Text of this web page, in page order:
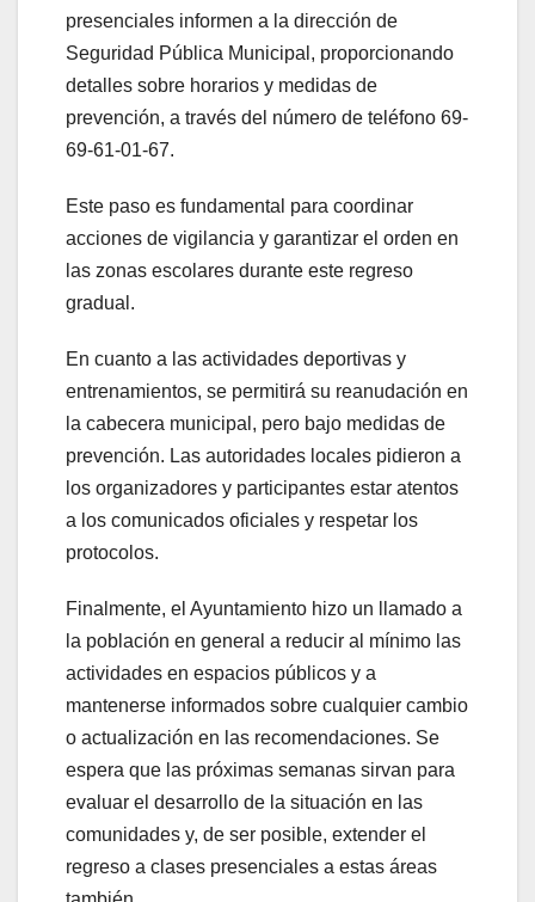
presenciales informen a la dirección de
Seguridad Pública Municipal, proporcionando
detalles sobre horarios y medidas de
prevención, a través del número de teléfono 69-
69-61-01-67.
Este paso es fundamental para coordinar
acciones de vigilancia y garantizar el orden en
las zonas escolares durante este regreso
gradual.
En cuanto a las actividades deportivas y
entrenamientos, se permitirá su reanudación en
la cabecera municipal, pero bajo medidas de
prevención. Las autoridades locales pidieron a
los organizadores y participantes estar atentos
a los comunicados oficiales y respetar los
protocolos.
Finalmente, el Ayuntamiento hizo un llamado a
la población en general a reducir al mínimo las
actividades en espacios públicos y a
mantenerse informados sobre cualquier cambio
o actualización en las recomendaciones. Se
espera que las próximas semanas sirvan para
evaluar el desarrollo de la situación en las
comunidades y, de ser posible, extender el
regreso a clases presenciales a estas áreas